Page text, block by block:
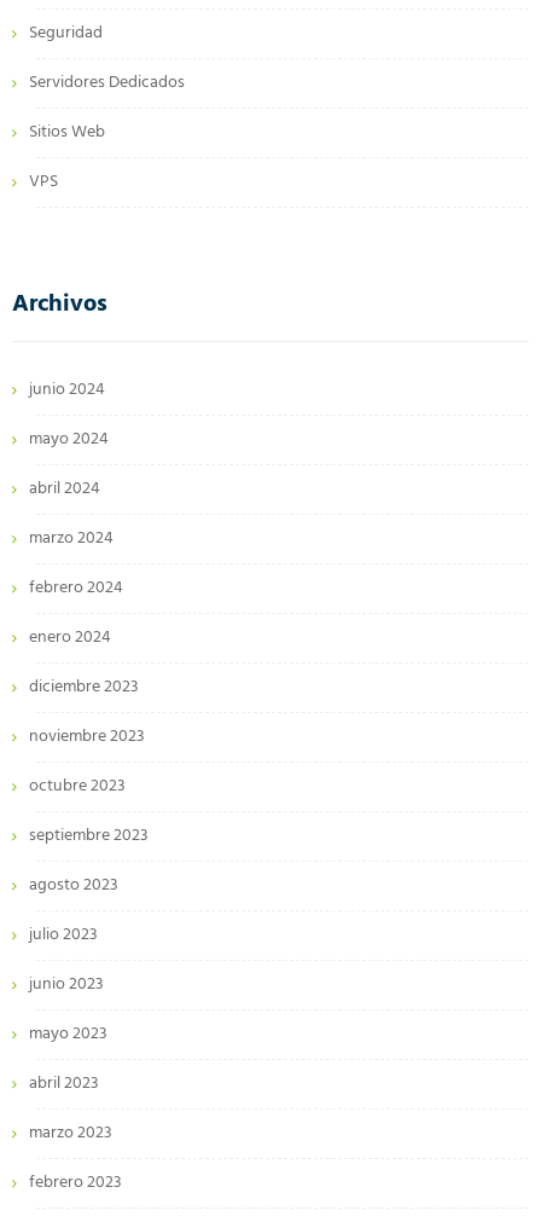
Seguridad
Servidores Dedicados
Sitios Web
VPS
Archivos
junio 2024
mayo 2024
abril 2024
marzo 2024
febrero 2024
enero 2024
diciembre 2023
noviembre 2023
octubre 2023
septiembre 2023
agosto 2023
julio 2023
junio 2023
mayo 2023
abril 2023
marzo 2023
febrero 2023